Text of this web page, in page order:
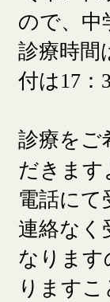
ので、中
診療時間
付は17
診療をご
だきます
電話にて
連絡なく
なります
りますこ